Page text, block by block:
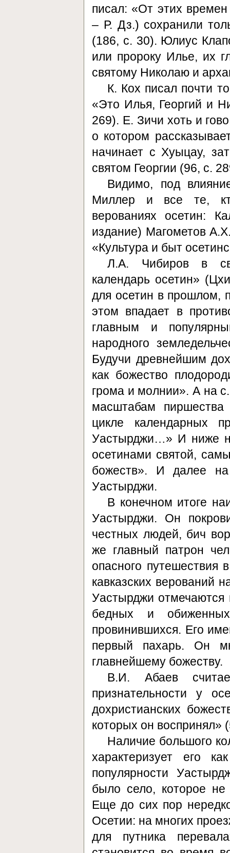
писал: «От этих
– Р. Дз.) сохранили
(186, с. 30). Юлиус
или пророку Илье, их
святому Николаю и
К. Кох писал почти
«Это Илья, Георгий и
269). Е. Зичи хоть и
о котором
начинает с Хуыцау,
святом Георгии (96, с.
Видимо, под
Миллер и все те,
верованиях осетин:
издание) Магометов
«Культура и быт
Л.А. Чибиров в
календарь осетин»
для осетин в прошлом,
этом впадает в
главным и
народного
Будучи древнейшим
как божество
грома и молнии». А на
масштабам пиршества
цикле календарных
Уастырджи…» И ниже
осетинами святой,
божеств». И далее на
Уастырджи.
В конечном итоге
Уастырджи. Он
честных людей, бич
же главный патрон
опасного
кавказских верований
Уастырджи отмечаются
бедных и
провинившихся. Его
первый пахарь. Он
главнейшему божеству.
В.И. Абаев
признательности у
дохристианских
которых он воспринял»
Наличие большого
характеризует его
популярности
было село, которое
Еще до сих пор
Осетии: на многих
для путника